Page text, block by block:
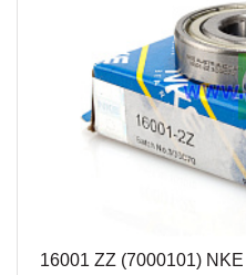
16001 ZZ (7000101) NKE